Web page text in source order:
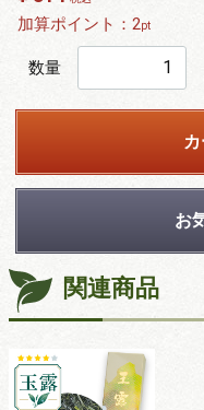
加算ポイント： 2pt
数量
お
関連商品